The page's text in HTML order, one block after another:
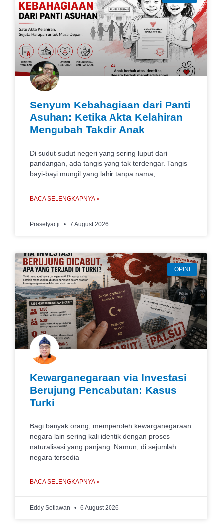
Senyum Kebahagiaan dari Panti
Asuhan: Ketika Akta Kelahiran
Mengubah Takdir Anak
Di sudut-sudut negeri yang sering luput dari
pandangan, ada tangis yang tak terdengar. Tangis
bayi-bayi mungil yang lahir tanpa nama,
BACA SELENGKAPNYA »
Prasetyadji 7 August 2026
OPINI
Kewarganegaraan via Investasi
Berujung Pencabutan: Kasus
Turki
Bagi banyak orang, memperoleh kewarganegaraan
negara lain sering kali identik dengan proses
naturalisasi yang panjang. Namun, di sejumlah
negara tersedia
BACA SELENGKAPNYA »
Eddy Setiawan 6 August 2026